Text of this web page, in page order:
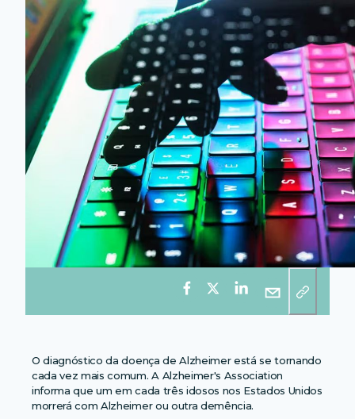
O diagnóstico da doença de Alzheimer está se tornando
cada vez mais comum. A Alzheimer's Association
informa que um em cada três idosos nos Estados Unidos
morrerá com Alzheimer ou outra demência.